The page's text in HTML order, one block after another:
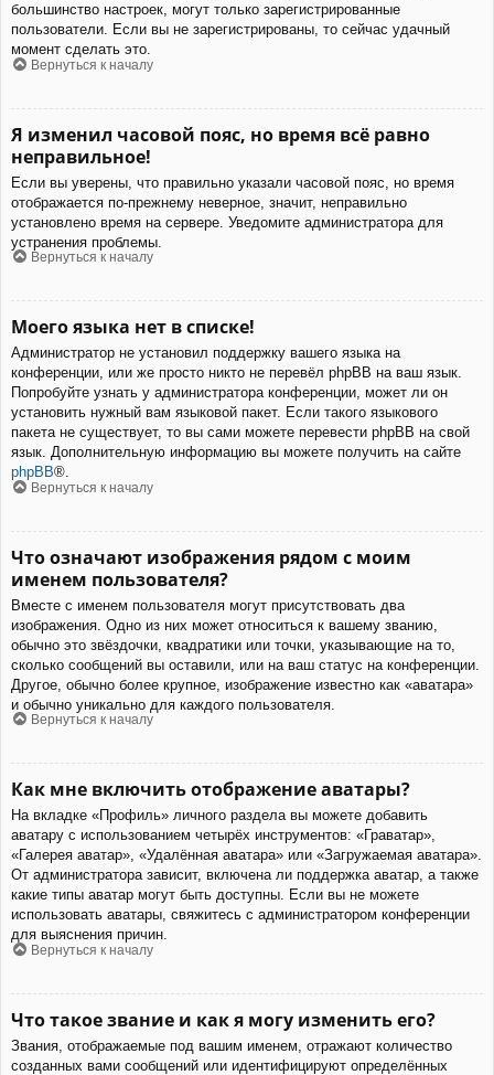
большинство настроек, могут только зарегистрированные
пользователи. Если вы не зарегистрированы, то сейчас удачный
момент сделать это.
Вернуться к началу
Я изменил часовой пояс, но время всё равно
неправильное!
Если вы уверены, что правильно указали часовой пояс, но время
отображается по-прежнему неверное, значит, неправильно
установлено время на сервере. Уведомите администратора для
устранения проблемы.
Вернуться к началу
Моего языка нет в списке!
Администратор не установил поддержку вашего языка на
конференции, или же просто никто не перевёл phpBB на ваш язык.
Попробуйте узнать у администратора конференции, может ли он
установить нужный вам языковой пакет. Если такого языкового
пакета не существует, то вы сами можете перевести phpBB на свой
язык. Дополнительную информацию вы можете получить на сайте
phpBB®.
Вернуться к началу
Что означают изображения рядом с моим
именем пользователя?
Вместе с именем пользователя могут присутствовать два
изображения. Одно из них может относиться к вашему званию,
обычно это звёздочки, квадратики или точки, указывающие на то,
сколько сообщений вы оставили, или на ваш статус на конференции.
Другое, обычно более крупное, изображение известно как «аватара»
и обычно уникально для каждого пользователя.
Вернуться к началу
Как мне включить отображение аватары?
На вкладке «Профиль» личного раздела вы можете добавить
аватару с использованием четырёх инструментов: «Граватар»,
«Галерея аватар», «Удалённая аватара» или «Загружаемая аватара».
От администратора зависит, включена ли поддержка аватар, а также
какие типы аватар могут быть доступны. Если вы не можете
использовать аватары, свяжитесь с администратором конференции
для выяснения причин.
Вернуться к началу
Что такое звание и как я могу изменить его?
Звания, отображаемые под вашим именем, отражают количество
созданных вами сообщений или идентифицируют определённых